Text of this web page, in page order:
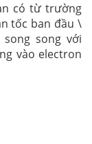
có từ trường
tốc ban đầu \
song với
vào electron